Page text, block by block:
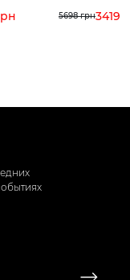
5698 грн3419